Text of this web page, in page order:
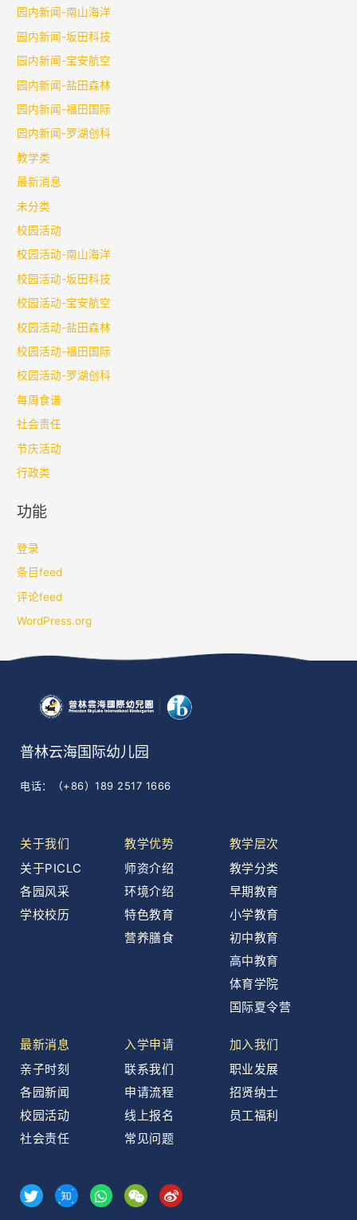
园内新闻-南山海洋
园内新闻-坂田科技
园内新闻-宝安航空
园内新闻-盐田森林
园内新闻-福田国际
园内新闻-罗湖创科
教学类
最新消息
未分类
校园活动
校园活动-南山海洋
校园活动-坂田科技
校园活动-宝安航空
校园活动-盐田森林
校园活动-福田国际
校园活动-罗湖创科
每周食谱
社会责任
节庆活动
行政类
功能
登录
条目feed
评论feed
WordPress.org
普林云海国际幼儿园
电话：（+86）189 2517 1666
关于我们
关于PICLC
各园风采
学校校历
教学优势
师资介绍
环境介绍
特色教育
营养膳食
教学层次
教学分类
早期教育
小学教育
初中教育
高中教育
体育学院
国际夏令营
最新消息
亲子时刻
各园新闻
校园活动
社会责任
入学申请
联系我们
申请流程
线上报名
常见问题
加入我们
职业发展
招贤纳士
员工福利